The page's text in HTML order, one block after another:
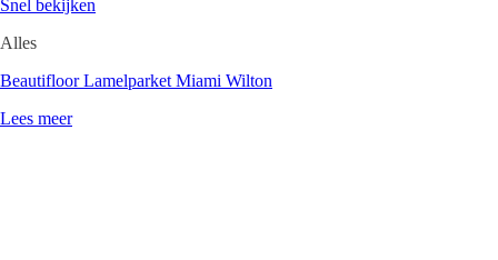
Snel bekijken
Alles
Beautifloor Lamelparket Miami Wilton
Lees meer